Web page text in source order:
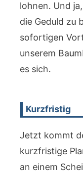
lohnen. Und
die Geduld zu
sofortigen
unserem
es sich.
Kurzfristig
Jetzt kommt
kurzfristige
an einem